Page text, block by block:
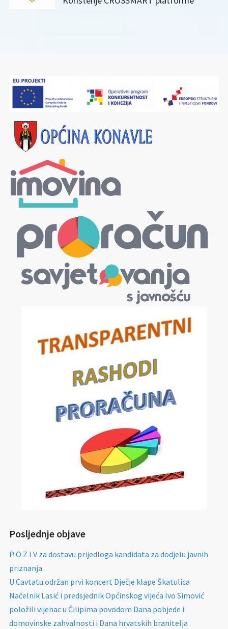
Posljednje objave
P O Z I V za dostavu prijedloga kandidata za dodjelu javnih
priznanja
U Cavtatu održan prvi koncert Dječje klape Škatulica
Načelnik Lasić i predsjednik Općinskog vijeća Ivo Simović
položili vijenac u Čilipima povodom Dana pobjede i
domovinske zahvalnosti i Dana hrvatskih branitelja